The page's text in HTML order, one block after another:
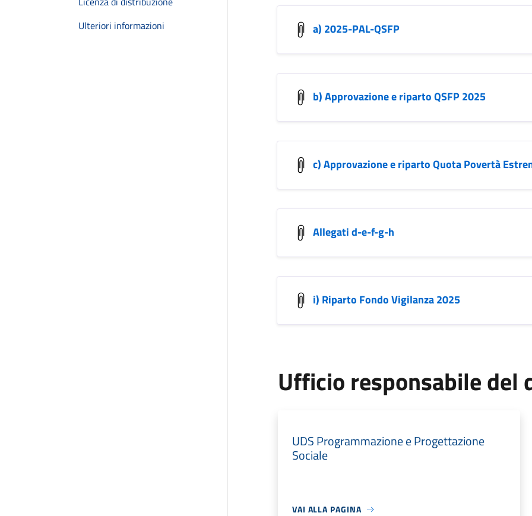
Ulteriori informazioni
a) 2025-PAL-QSFP
b) Approvazione e riparto QSFP 2025
c) Approvazione e riparto Quota Povertà
Allegati d-e-f-g-h
i) Riparto Fondo Vigilanza 2025
Ufficio responsabile del
UDS Programmazione e Progettazione
Sociale
VAI ALLA PAGINA